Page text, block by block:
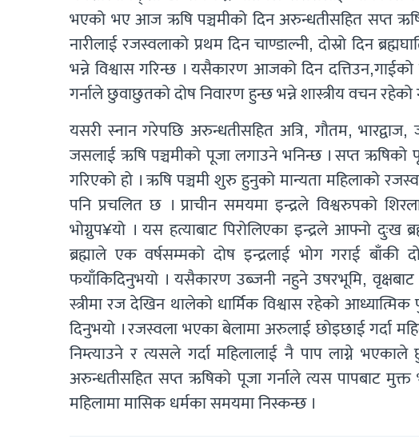
भएको भए आज ऋषि पञ्चमीको दिन अरुन्धतीसहित सप्त
नारीलाई रजस्वलाको प्रथम दिन चाण्डाल्नी, दोस्रो दिन
भन्ने विश्वास गरिन्छ । यसैकारण आजको दिन
गर्नाले छुवाछुतको दोष निवारण हुन्छ भन्ने शास्त्रीय वचन
यसरी स्नान गरेपछि अरुन्धतीसहित अत्रि, गौतम, भारद्वाज,
जसलाई ऋषि पञ्चमीको पूजा लगाउने भनिन्छ । सप्त ऋषिको
गरिएको हो । ऋषि पञ्चमी शुरु हुनुको मान्यता महिलाको
पनि प्रचलित छ । प्राचीन समयमा इन्द्रले विश्वरुपको
भोग्नुप¥यो । यस हत्याबाट पिरोलिएका इन्द्रले आफ्नो दुःख
ब्रह्माले एक वर्षसम्मको दोष इन्द्रलाई भोग गराई
फयाँकिदिनुभयो । यसैकारण उब्जनी नहुने उषरभूमि,
स्त्रीमा रज देखिन थालेको धार्मिक विश्वास रहेको
दिनुभयो । रजस्वला भएका बेलामा अरुलाई छोइछाई गर्दा
निम्त्याउने र त्यसले गर्दा महिलालाई नै पाप लाग्ने
अरुन्धतीसहित सप्त ऋषिको पूजा गर्नाले त्यस पापबाट
महिलामा मासिक धर्मका समयमा निस्कन्छ ।